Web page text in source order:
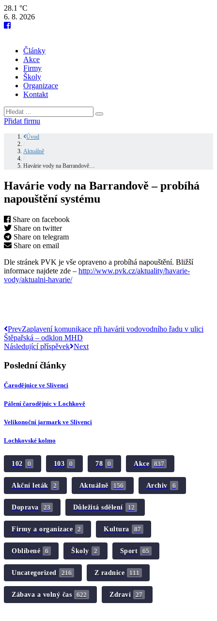
28.1 °C
6. 8. 2026
Články
Akce
Firmy
Školy
Organizace
Kontakt
Přidat firmu
Úvod
Aktuálně
Havárie vody na Barrandově…
Havárie vody na Barrandově – probíhá
napouštění systému
Share on facebook
Share on twitter
Share on telegram
Share on email
Dle stránek PVK je vše opraveno a probíhá napouštění. Bližší
informace najdete zde – http://www.pvk.cz/aktuality/havarie-
vody/aktualni-havarie/
PrevZaplavení komunikace při havárii vodovodního řadu v ulici
Štěpařská – odklon MHD
Následující příspěvek Next
Poslední články
Čarodějnice ve Slivenci
Pálení čarodějnic v Lochkově
Velikonoční jarmark ve Slivenci
Lochkovské kolmo
102 0 103 0 78 0 Akce 837
Akční leták 2 Aktuálně 156 Archiv 6
Doprava 23 Důležitá sdělení 12
Firmy a organizace 2 Kultura 87
Oblíbené 6 Školy 2 Sport 65
Uncategorized 216 Z radnice 111
Zábava a volný čas 622 Zdraví 27